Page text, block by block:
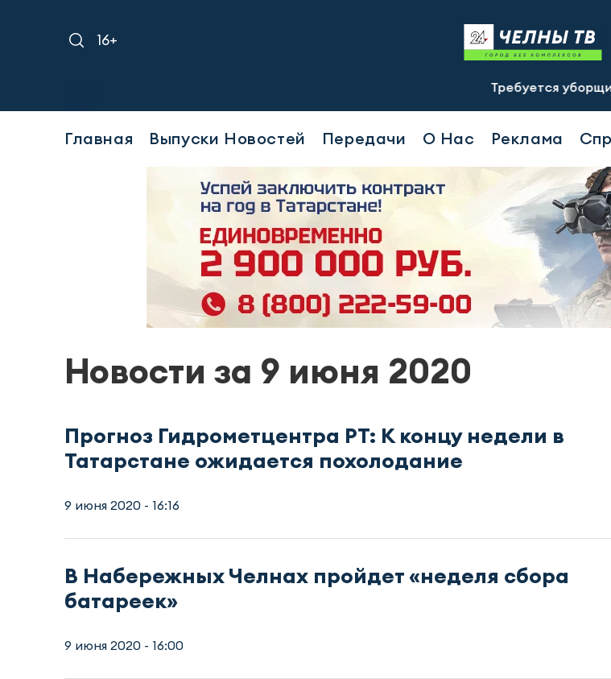
16+
Требуется уборщица(-к)
Главная Выпуски Новостей Передачи О Нас Реклама
Новости за 9 июня 2020
Прогноз Гидрометцентра РТ: К концу недели в
Татарстане ожидается похолодание
9 июня 2020 - 16:16
В Набережных Челнах пройдет «неделя сбора
батареек»
9 июня 2020 - 16:00